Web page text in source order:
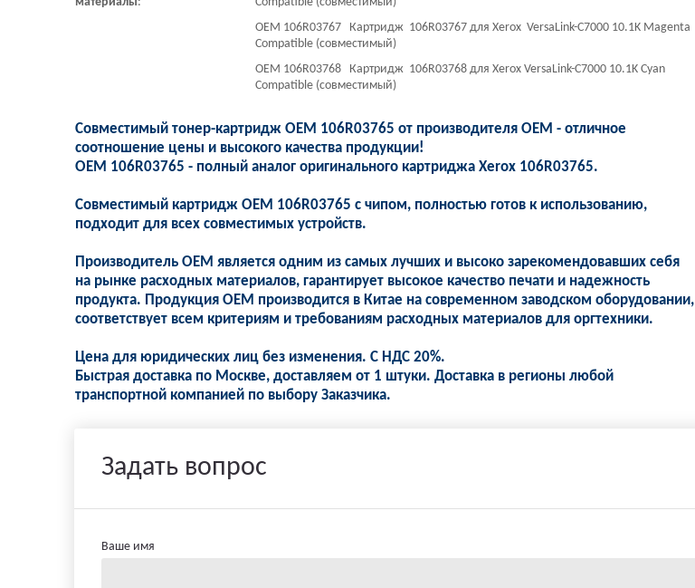
OEM 106R03767 Картридж 106R03767 для Xerox VersaLink-C7000 10.1K Magenta
Compatible (совместимый)
OEM 106R03768 Картридж 106R03768 для Xerox VersaLink-C7000 10.1K Cyan
Compatible (совместимый)
Совместимый тонер-картридж OEM 106R03765 от производителя OEM - отличное
соотношение цены и высокого качества продукции!
OEM 106R03765 - полный аналог оригинального картриджа Xerox 106R03765.
Совместимый картридж OEM 106R03765 с чипом, полностью готов к использованию,
подходит для всех совместимых устройств.
Производитель OEM является одним из самых лучших и высоко зарекомендовавших себя
на рынке расходных материалов, гарантирует высокое качество печати и надежность
продукта. Продукция OEM производится в Китае на современном заводском оборудовании,
соответствует всем критериям и требованиям расходных материалов для оргтехники.
Цена для юридических лиц без изменения. С НДС 20%.
Быстрая доставка по Москве, доставляем от 1 штуки. Доставка в регионы любой
транспортной компанией по выбору Заказчика.
Задать вопрос
Ваше имя